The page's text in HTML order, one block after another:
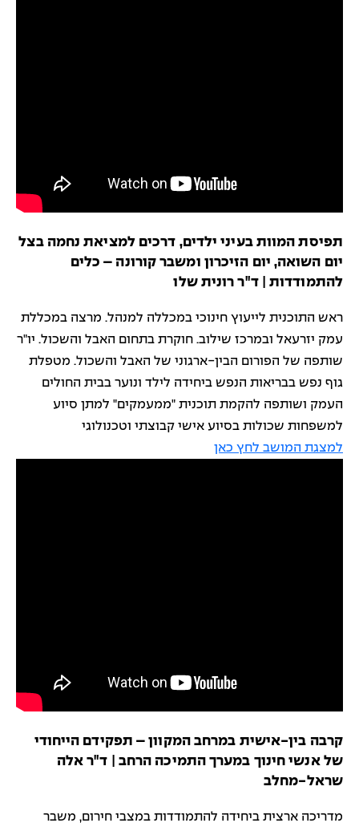
תפיסת המוות בעיני ילדים, דרכים למציאת נחמה בצל
יום השואה, יום הזיכרון ומשבר קורונה – כלים
להתמודדות | ד"ר רונית שלו
ראש התוכנית לייעוץ חינוכי במכללה למנהל. מרצה במכללת
עמק יזרעאל ובמרכז שילוב. חוקרת בתחום האבל והשכול. יו"ר
שותפה של הפורום הבין-ארגוני של האבל והשכול. מטפלת
גוף נפש בבריאות הנפש ביחידה לילד ונוער בבית החולים
העמק ושותפה להקמת תוכנית "ממעמקים" למתן סיוע
למשפחות שכולות בסיוע אישי קבוצתי וטכנולוגי
למצגת המושב לחץ כאן
קרבה בין-אישית במרחב המקוון – תפקידם הייחודי
של אנשי חינוך במערך התמיכה הרחב | ד"ר אלה
שראל-מחלב
מדריכה ארצית ביחידה להתמודדות במצבי חירום, משבר